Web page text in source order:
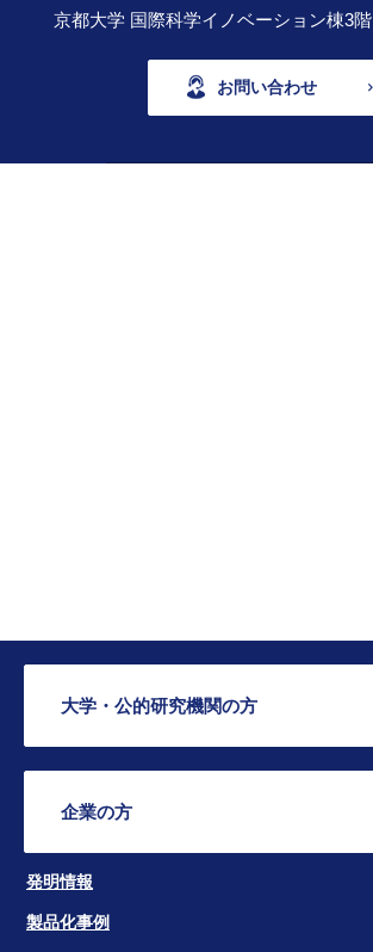
京都大学 国際科学イノベーション棟3階
お問い合わせ
大学・公的研究機関の方
企業の方
発明情報
製品化事例